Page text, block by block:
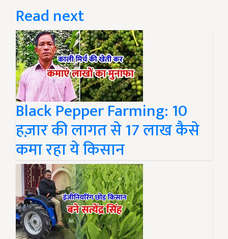
Read next
Black Pepper Farming: 10
हज़ार की लागत से 17 लाख कैसे
कमा रहा ये किसान